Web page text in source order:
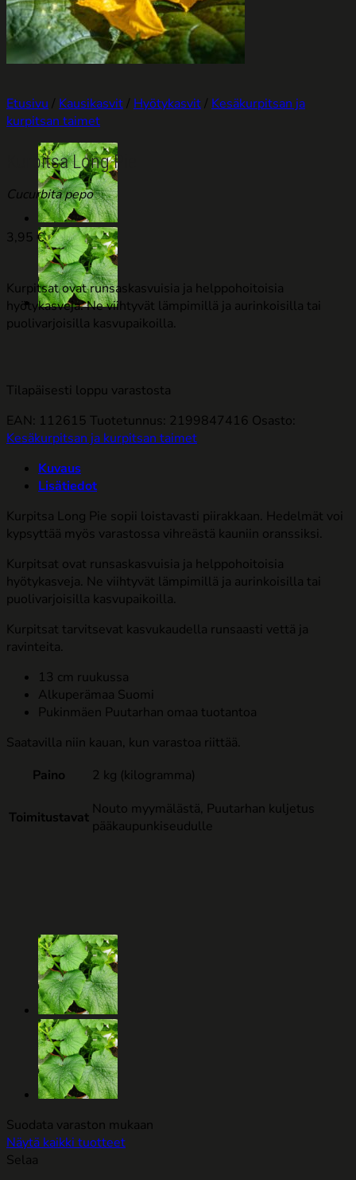
Etusivu / Kausikasvit/ Hyötykasvit/ Kesäkurpitsan ja
kurpitsan taimet
Kurpitsa Long Pie
Cucurbita pepo
3,95 €
Kurpitsat ovat runsaskasvuisia ja helppohoitoisia
hyötykasveja. Ne viihtyvät lämpimillä ja aurinkoisilla tai
puolivarjoisilla kasvupaikoilla.
Tilapäisesti loppu varastosta
EAN: 112615 Tuotetunnus: 2199847416 Osasto:
Kesäkurpitsan ja kurpitsan taimet
Kuvaus
Lisätiedot
Kurpitsa Long Pie sopii loistavasti piirakkaan. Hedelmät voi
kypsyttää myös varastossa vihreästä kauniin oranssiksi.
Kurpitsat ovat runsaskasvuisia ja helppohoitoisia
hyötykasveja. Ne viihtyvät lämpimillä ja aurinkoisilla tai
puolivarjoisilla kasvupaikoilla.
Kurpitsat tarvitsevat kasvukaudella runsaasti vettä ja
ravinteita.
13 cm ruukussa
Alkuperämaa Suomi
Pukinmäen Puutarhan omaa tuotantoa
Saatavilla niin kauan, kun varastoa riittää.
Paino
2 kg (kilogramma)
Toimitustavat Nouto myymälästä, Puutarhan kuljetus
pääkaupunkiseudulle
Suodata varaston mukaan
Näytä kaikki tuotteet
Selaa